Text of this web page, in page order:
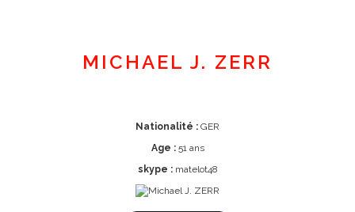
MICHAEL J. ZERR
Nationalité : GER
Age :51 ans
skype :matelot48